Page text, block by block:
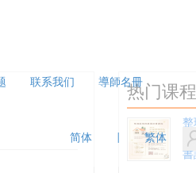
联系我们 導師名冊
简体 繁体
热门课程
整
書